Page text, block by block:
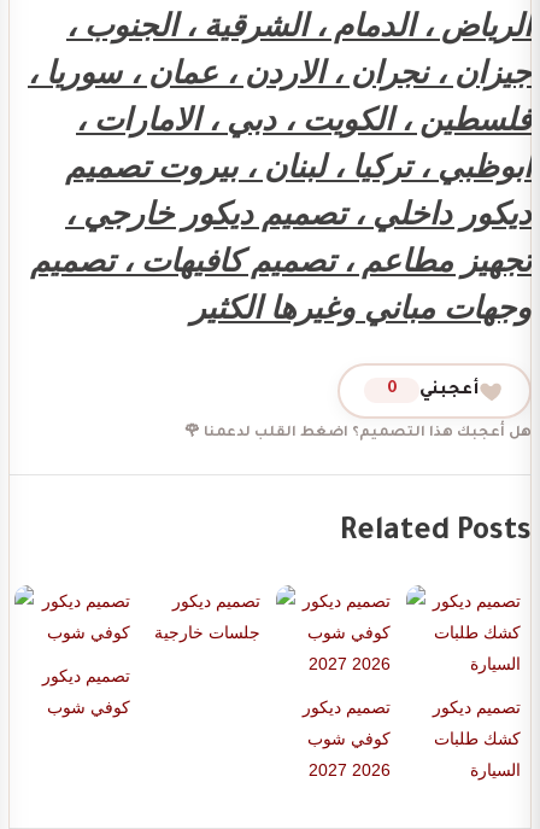
الرياض ، الدمام ، الشرقية ، الجنوب ،
جيزان ، نجران ، الاردن ، عمان ، سوريا ،
فلسطين ، الكويت ، دبي ، الامارات ،
ابوظبي ، تركيا ، لبنان ، بيروت تصميم
ديكور داخلي ، تصميم ديكور خارجي ،
تجهيز مطاعم ، تصميم كافيهات ، تصميم
وجهات مباني وغيرها الكثير
أعجبني 0
هل أعجبك هذا التصميم؟ اضغط القلب لدعمنا 🌹
Related Posts
تصميم ديكور
كوفي شوب
تصميم ديكور
جلسات خارجية
تصميم ديكور
كوفي شوب
2026 2027
تصميم ديكور
كشك طلبات
السيارة